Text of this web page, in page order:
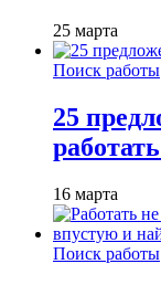
25 марта
Поиск работы
25
16 марта
Поиск работы